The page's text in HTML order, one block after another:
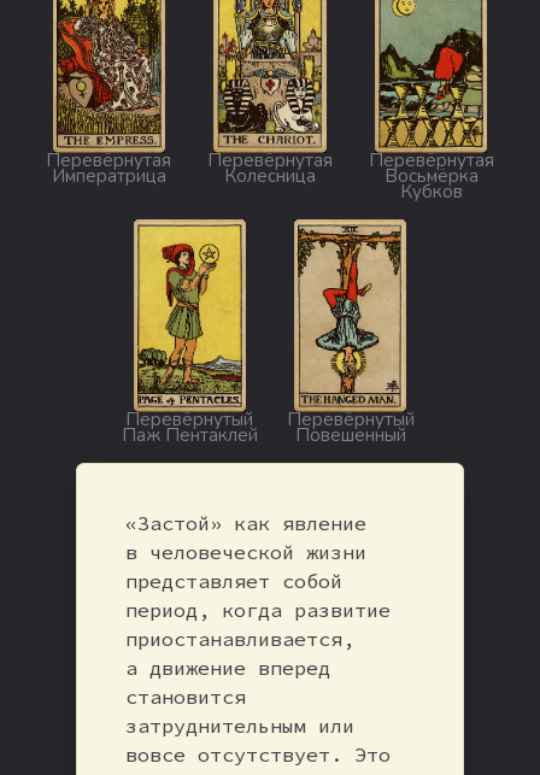
Перевёрнутая
Императрица
Перевёрнутая
Колесница
Перевёрнутая
Восьмёрка
Кубков
Перевёрнутый
Паж Пентаклей
Перевёрнутый
Повешенный
«Застой» как явление
в человеческой жизни
представляет собой
период, когда развитие
приостанавливается,
а движение вперед
становится
затруднительным или
вовсе отсутствует. Это